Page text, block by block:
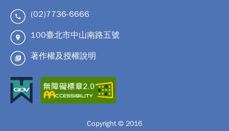
(02)7736-6666
100臺北市中山南路五號
著作權及授權說明
Copyright © 2016